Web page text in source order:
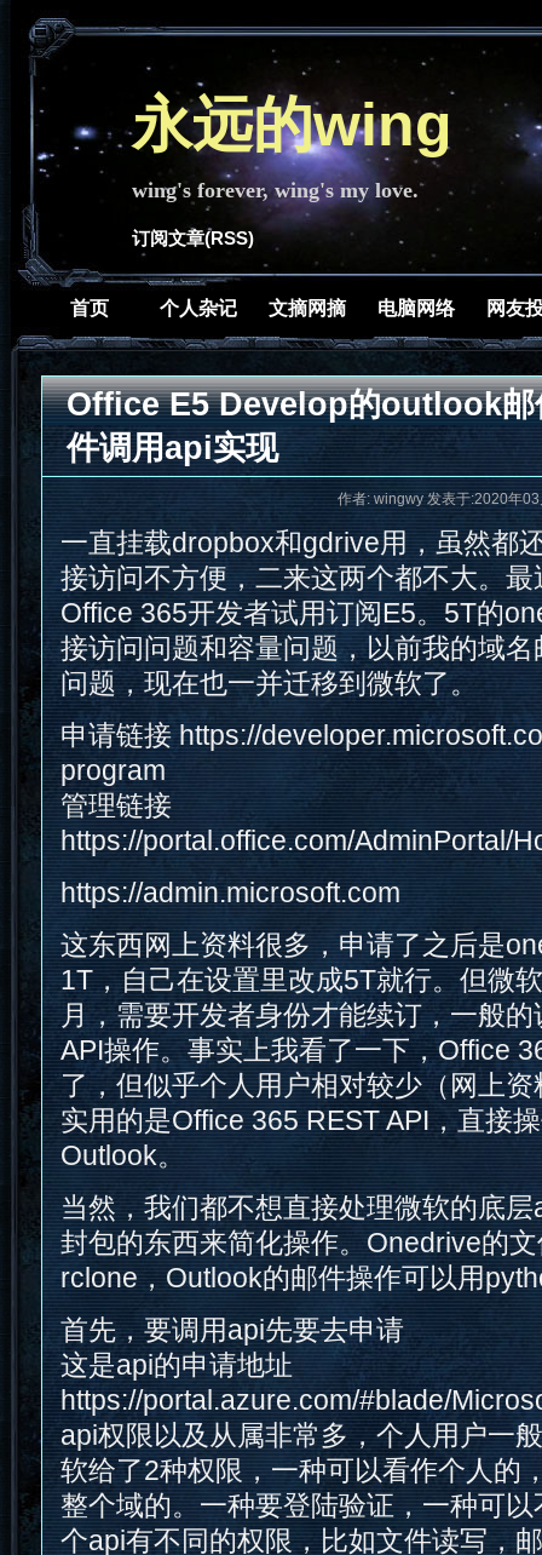
永远的wing
wing's forever, wing's my love.
订阅文章(RSS)
首页 个人杂记 文摘网摘 电脑网络 网友
Office E5 Develop的outlook
件调用api实现
作者: wingwy 发表于:2020年
一直挂载dropbox和gdrive用，虽然都
接访问不方便，二来这两个都不大。
Office 365开发者试用订阅E5。5T的
接访问问题和容量问题，以前我的域
问题，现在也一并迁移到微软了。
申请链接 https://
program
管理链接
https://portal.office.com/AdminPortal/
https://admin.microsoft.com
这东西网上资料很多，申请了之后是
1T，自己在设置里改成5T就行。但微
月，需要开发者身份才能续订，一般
API操作。事实上我看了一下，Office
了，但似乎个人用户相对较少（网上
实用的是Office 365 REST API，直接
Outlook。
当然，我们都不想直接处理微软的底
封包的东西来简化操作。Onedrive的
rclone，Outlook的邮件操作可以用
首先，要调用api先要去申请
这是api的申请地址
https://portal.azure.com/#blade/
api权限以及从属非常多，个人用户一
软给了2种权限，一种可以看作个人的
整个域的。一种要登陆验证，一种可
个api有不同的权限，比如文件读写，